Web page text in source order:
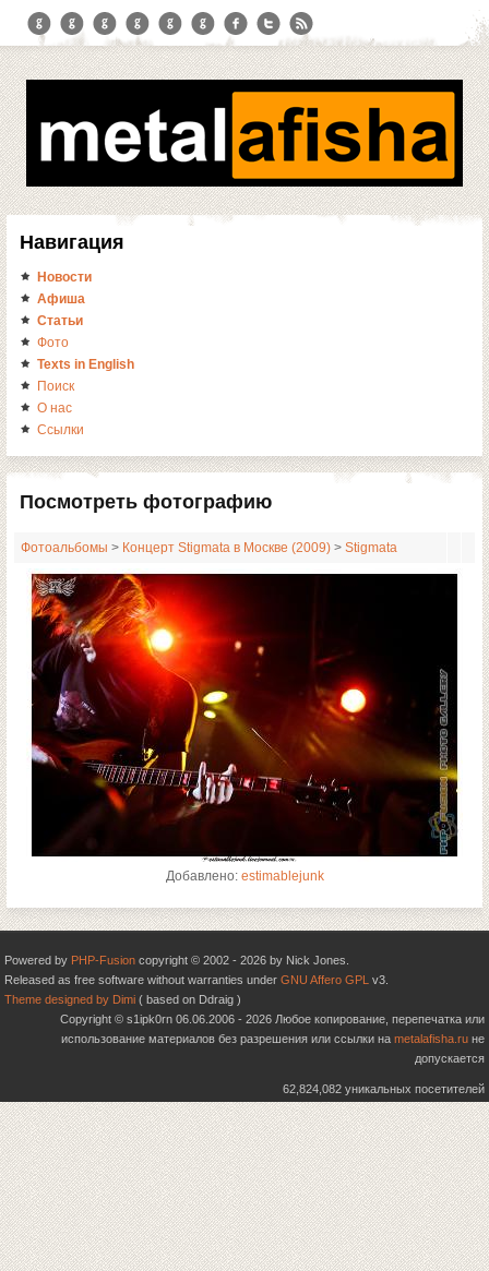
Навигация
Новости
Афиша
Статьи
Фото
Texts in English
Поиск
О нас
Ссылки
Посмотреть фотографию
Фотоальбомы > Концерт Stigmata в Москве (2009) > Stigmata
Добавлено: estimablejunk
Powered by PHP-Fusion copyright © 2002 - 2026 by Nick Jones.
Released as free software without warranties under GNU Affero GPL v3.
Theme designed by Dimi ( based on Ddraig )
Copyright © s1ipk0rn 06.06.2006 - 2026 Любое копирование, перепечатка или
использование материалов без разрешения или ссылки на metalafisha.ru не
допускается
62,824,082 уникальных посетителей